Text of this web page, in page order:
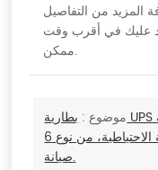
المزيد من التفاصيل
عليك في أقرب وقت
ممكن.
موضوع :بطارية UPS بقوة 12 فولت وسعة 55 أمبير/ساعة
لتوفير الطاقة الاحتياطية، من نوع 6FM55، لا تحتاج إلى
صيانة.